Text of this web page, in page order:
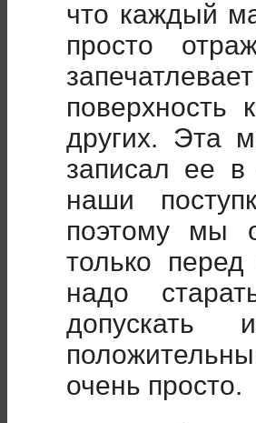
что каждый
просто
поверхность
других. Эта
записал ее в
наши
поэтому мы
только
надо
очень просто.